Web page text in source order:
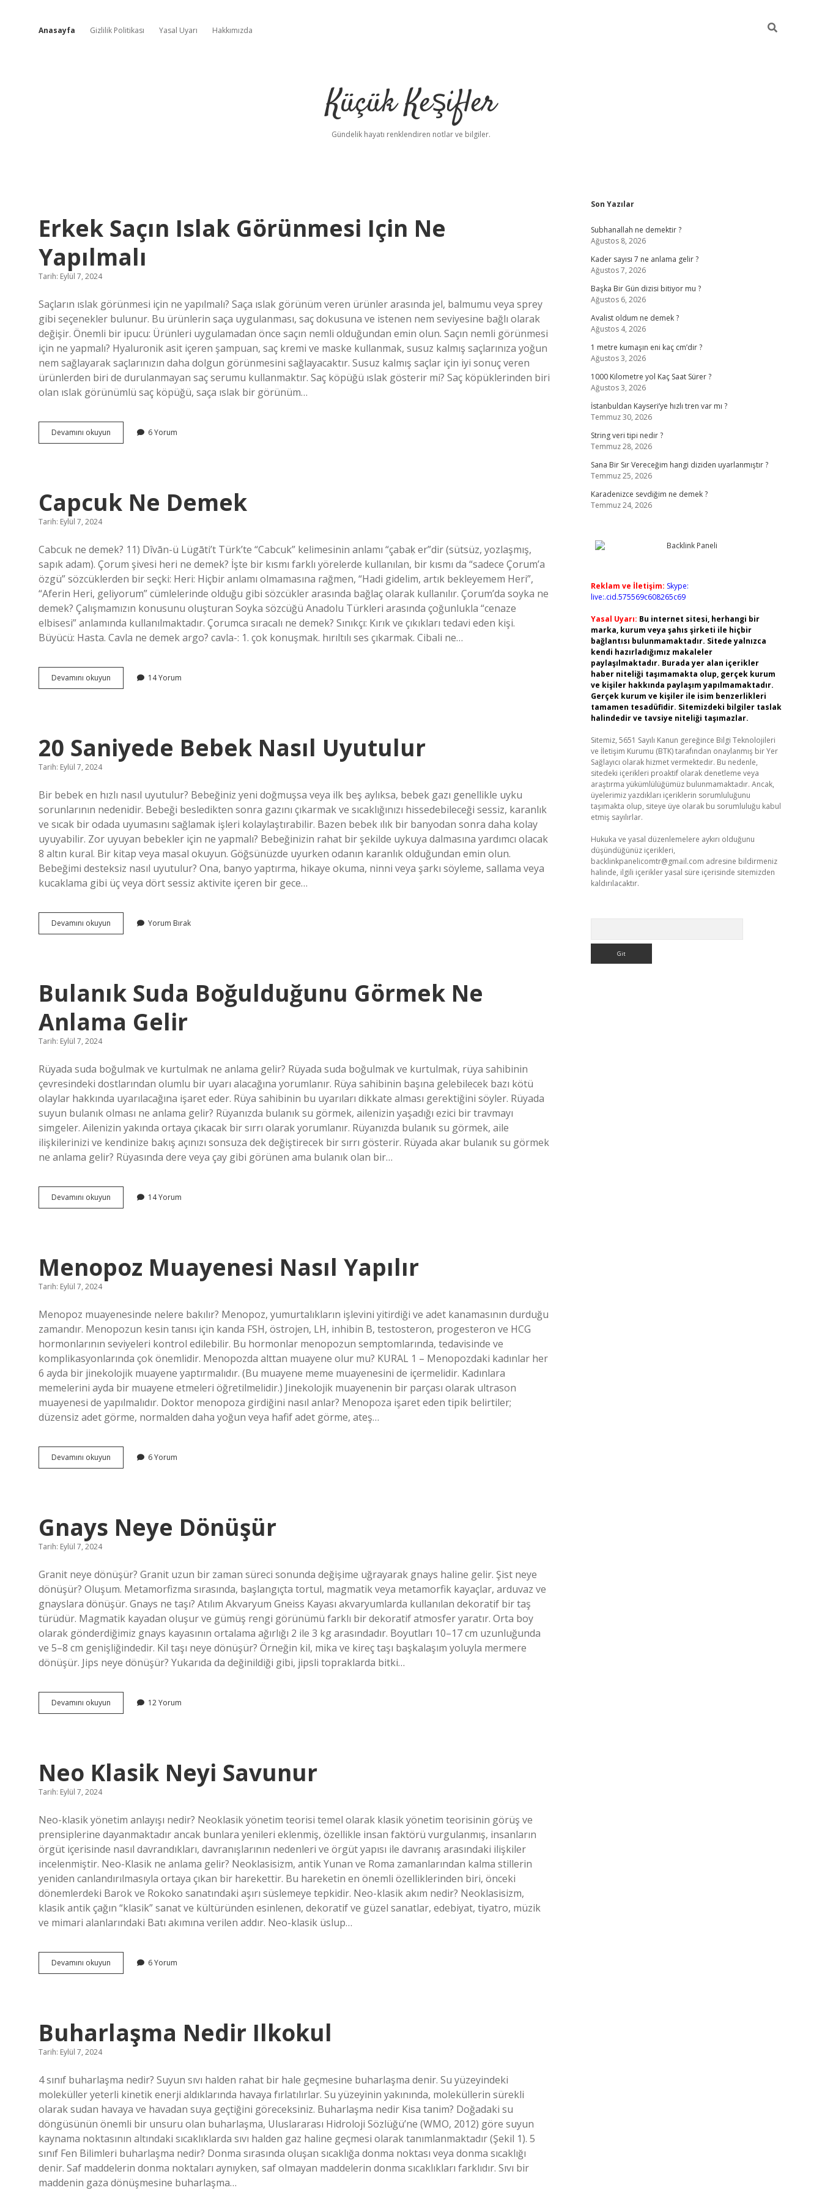
Anasayfa Gizlilik Politikası Yasal Uyarı Hakkımızda
Küçük Keşifler
Gündelik hayatı renklendiren notlar ve bilgiler.
Küçük
Keşifler
Yazılar
Erkek Saçın Islak Görünmesi Için Ne
Yapılmalı
Tarih: Eylül 7, 2024
Saçların ıslak görünmesi için ne yapılmalı? Saça ıslak görünüm veren ürünler arasında jel, balmumu veya sprey
gibi seçenekler bulunur. Bu ürünlerin saça uygulanması, saç dokusuna ve istenen nem seviyesine bağlı olarak
değişir. Önemli bir ipucu: Ürünleri uygulamadan önce saçın nemli olduğundan emin olun. Saçın nemli görünmesi
için ne yapmalı? Hyaluronik asit içeren şampuan, saç kremi ve maske kullanmak, susuz kalmış saçlarınıza yoğun
nem sağlayarak saçlarınızın daha dolgun görünmesini sağlayacaktır. Susuz kalmış saçlar için iyi sonuç veren
ürünlerden biri de durulanmayan saç serumu kullanmaktır. Saç köpüğü ıslak gösterir mi? Saç köpüklerinden biri
olan ıslak görünümlü saç köpüğü, saça ıslak bir görünüm…
Devamını okuyun
Saçın
Yapılmalı
6 Yorum
Capcuk Ne Demek
Tarih: Eylül 7, 2024
Cabcuk ne demek? 11) Dîvān-ü Lügāti’t Türk’te “Cabcuk” kelimesinin anlamı “çabaḳ er”dir (sütsüz, yozlaşmış,
sapık adam). Çorum şivesi heri ne demek? İşte bir kısmı farklı yörelerde kullanılan, bir kısmı da “sadece Çorum’a
özgü” sözcüklerden bir seçki: Heri: Hiçbir anlamı olmamasına rağmen, “Hadi gidelim, artık bekleyemem Heri”,
“Aferin Heri, geliyorum” cümlelerinde olduğu gibi sözcükler arasında bağlaç olarak kullanılır. Çorum’da soyka ne
demek? Çalışmamızın konusunu oluşturan Soyka sözcüğü Anadolu Türkleri arasında çoğunlukla “cenaze
elbisesi” anlamında kullanılmaktadır. Çorumca sıracalı ne demek? Sınıkçı: Kırık ve çıkıkları tedavi eden kişi.
Büyücü: Hasta. Cavla ne demek argo? cavla-: 1. çok konuşmak. hırıltılı ses çıkarmak. Cibali ne…
Devamını okuyun
Ne
14 Yorum
20 Saniyede Bebek Nasıl Uyutulur
Tarih: Eylül 7, 2024
Bir bebek en hızlı nasıl uyutulur? Bebeğiniz yeni doğmuşsa veya ilk beş aylıksa, bebek gazı genellikle uyku
sorunlarının nedenidir. Bebeği besledikten sonra gazını çıkarmak ve sıcaklığınızı hissedebileceği sessiz, karanlık
ve sıcak bir odada uyumasını sağlamak işleri kolaylaştırabilir. Bazen bebek ılık bir banyodan sonra daha kolay
uyuyabilir. Zor uyuyan bebekler için ne yapmalı? Bebeğinizin rahat bir şekilde uykuya dalmasına yardımcı olacak
8 altın kural. Bir kitap veya masal okuyun. Göğsünüzde uyurken odanın karanlık olduğundan emin olun.
Bebeğimi desteksiz nasıl uyutulur? Ona, banyo yaptırma, hikaye okuma, ninni veya şarkı söyleme, sallama veya
kucaklama gibi üç veya dört sessiz aktivite içeren bir gece…
Devamını okuyun
Saniyede
Yorum Bırak
Bulanık Suda Boğulduğunu Görmek Ne
Anlama Gelir
Tarih: Eylül 7, 2024
Rüyada suda boğulmak ve kurtulmak ne anlama gelir? Rüyada suda boğulmak ve kurtulmak, rüya sahibinin
çevresindeki dostlarından olumlu bir uyarı alacağına yorumlanır. Rüya sahibinin başına gelebilecek bazı kötü
olaylar hakkında uyarılacağına işaret eder. Rüya sahibinin bu uyarıları dikkate alması gerektiğini söyler. Rüyada
suyun bulanık olması ne anlama gelir? Rüyanızda bulanık su görmek, ailenizin yaşadığı ezici bir travmayı
simgeler. Ailenizin yakında ortaya çıkacak bir sırrı olarak yorumlanır. Rüyanızda bulanık su görmek, aile
ilişkilerinizi ve kendinize bakış açınızı sonsuza dek değiştirecek bir sırrı gösterir. Rüyada akar bulanık su görmek
ne anlama gelir? Rüyasında dere veya çay gibi görünen ama bulanık olan bir…
Devamını okuyun
Suda
Gelir
14 Yorum
Menopoz Muayenesi Nasıl Yapılır
Tarih: Eylül 7, 2024
Menopoz muayenesinde nelere bakılır? Menopoz, yumurtalıkların işlevini yitirdiği ve adet kanamasının durduğu
zamandır. Menopozun kesin tanısı için kanda FSH, östrojen, LH, inhibin B, testosteron, progesteron ve HCG
hormonlarının seviyeleri kontrol edilebilir. Bu hormonlar menopozun semptomlarında, tedavisinde ve
komplikasyonlarında çok önemlidir. Menopozda alttan muayene olur mu? KURAL 1 – Menopozdaki kadınlar her
6 ayda bir jinekolojik muayene yaptırmalıdır. (Bu muayene meme muayenesini de içermelidir. Kadınlara
memelerini ayda bir muayene etmeleri öğretilmelidir.) Jinekolojik muayenenin bir parçası olarak ultrason
muayenesi de yapılmalıdır. Doktor menopoza girdiğini nasıl anlar? Menopoza işaret eden tipik belirtiler;
düzensiz adet görme, normalden daha yoğun veya hafif adet görme, ateş…
Devamını okuyun Menopoz
Muayenesi
6 Yorum
Gnays Neye Dönüşür
Tarih: Eylül 7, 2024
Granit neye dönüşür? Granit uzun bir zaman süreci sonunda değişime uğrayarak gnays haline gelir. Şist neye
dönüşür? Oluşum. Metamorfizma sırasında, başlangıçta tortul, magmatik veya metamorfik kayaçlar, arduvaz ve
gnayslara dönüşür. Gnays ne taşı? Atılım Akvaryum Gneiss Kayası akvaryumlarda kullanılan dekoratif bir taş
türüdür. Magmatik kayadan oluşur ve gümüş rengi görünümü farklı bir dekoratif atmosfer yaratır. Orta boy
olarak gönderdiğimiz gnays kayasının ortalama ağırlığı 2 ile 3 kg arasındadır. Boyutları 10–17 cm uzunluğunda
ve 5–8 cm genişliğindedir. Kil taşı neye dönüşür? Örneğin kil, mika ve kireç taşı başkalaşım yoluyla mermere
dönüşür. Jips neye dönüşür? Yukarıda da değinildiği gibi, jipsli topraklarda bitki…
Devamını okuyun
Neye
12 Yorum
Neo Klasik Neyi Savunur
Tarih: Eylül 7, 2024
Neo-klasik yönetim anlayışı nedir? Neoklasik yönetim teorisi temel olarak klasik yönetim teorisinin görüş ve
prensiplerine dayanmaktadır ancak bunlara yenileri eklenmiş, özellikle insan faktörü vurgulanmış, insanların
örgüt içerisinde nasıl davrandıkları, davranışlarının nedenleri ve örgüt yapısı ile davranış arasındaki ilişkiler
incelenmiştir. Neo-Klasik ne anlama gelir? Neoklasisizm, antik Yunan ve Roma zamanlarından kalma stillerin
yeniden canlandırılmasıyla ortaya çıkan bir harekettir. Bu hareketin en önemli özelliklerinden biri, önceki
dönemlerdeki Barok ve Rokoko sanatındaki aşırı süslemeye tepkidir. Neo-klasik akım nedir? Neoklasisizm,
klasik antik çağın “klasik” sanat ve kültüründen esinlenen, dekoratif ve güzel sanatlar, edebiyat, tiyatro, müzik
ve mimari alanlarındaki Batı akımına verilen addır. Neo-klasik üslup…
Devamını okuyun
Klasik
6 Yorum
Buharlaşma Nedir Ilkokul
Tarih: Eylül 7, 2024
4 sınıf buharlaşma nedir? Suyun sıvı halden rahat bir hale geçmesine buharlaşma denir. Su yüzeyindeki
moleküller yeterli kinetik enerji aldıklarında havaya fırlatılırlar. Su yüzeyinin yakınında, moleküllerin sürekli
olarak sudan havaya ve havadan suya geçtiğini göreceksiniz. Buharlaşma nedir Kisa tanim? Doğadaki su
döngüsünün önemli bir unsuru olan buharlaşma, Uluslararası Hidroloji Sözlüğü’ne (WMO, 2012) göre suyun
kaynama noktasının altındaki sıcaklıklarda sıvı halden gaz haline geçmesi olarak tanımlanmaktadır (Şekil 1). 5
sınıf Fen Bilimleri buharlaşma nedir? Donma sırasında oluşan sıcaklığa donma noktası veya donma sıcaklığı
denir. Saf maddelerin donma noktaları aynıyken, saf olmayan maddelerin donma sıcaklıkları farklıdır. Sıvı bir
maddenin gaza dönüşmesine buharlaşma…
Sidebar
Son Yazılar
Subhanallah ne demektir ?
Ağustos 8, 2026
Kader sayısı 7 ne anlama gelir ?
Ağustos 7, 2026
Başka Bir Gün dizisi bitiyor mu ?
Ağustos 6, 2026
Avalist oldum ne demek ?
Ağustos 4, 2026
1 metre kumaşın eni kaç cm’dir ?
Ağustos 3, 2026
1000 Kilometre yol Kaç Saat Sürer ?
Ağustos 3, 2026
İstanbuldan Kayseri’ye hızlı tren var mı ?
Temmuz 30, 2026
String veri tipi nedir ?
Temmuz 28, 2026
Sana Bir Sır Vereceğim hangi diziden uyarlanmıştır ?
Temmuz 25, 2026
Karadenizce sevdiğim ne demek ?
Temmuz 24, 2026
Reklam ve İletişim: Skype:
live:.cid.575569c608265c69
Yasal Uyarı: Bu internet sitesi, herhangi bir
marka, kurum veya şahıs şirketi ile hiçbir
bağlantısı bulunmamaktadır. Sitede yalnızca
kendi hazırladığımız makaleler
paylaşılmaktadır. Burada yer alan içerikler
haber niteliği taşımamakta olup, gerçek kurum
ve kişiler hakkında paylaşım yapılmamaktadır.
Gerçek kurum ve kişiler ile isim benzerlikleri
tamamen tesadüfidir. Sitemizdeki bilgiler taslak
halindedir ve tavsiye niteliği taşımazlar.
Sitemiz, 5651 Sayılı Kanun gereğince Bilgi Teknolojileri
ve İletişim Kurumu (BTK) tarafından onaylanmış bir Yer
Sağlayıcı olarak hizmet vermektedir. Bu nedenle,
sitedeki içerikleri proaktif olarak denetleme veya
araştırma yükümlülüğümüz bulunmamaktadır. Ancak,
üyelerimiz yazdıkları içeriklerin sorumluluğunu
taşımakta olup, siteye üye olarak bu sorumluluğu kabul
etmiş sayılırlar.
Hukuka ve yasal düzenlemelere aykırı olduğunu
düşündüğünüz içerikleri,
backlinkpanelicomtr@gmail.com adresine bildirmeniz
halinde, ilgili içerikler yasal süre içerisinde sitemizden
kaldırılacaktır.